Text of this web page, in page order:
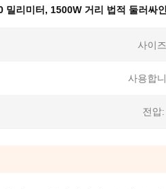
밀리미터 , 1500W 거리 법적 둘러싸
사이
사용합
전압: